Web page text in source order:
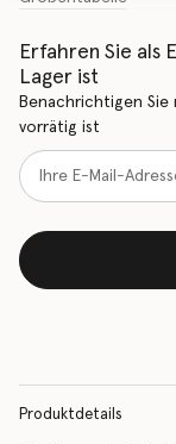
Erfahren Sie als
Lager ist
Benachrichtigen Sie
vorrätig ist
Produktdetails